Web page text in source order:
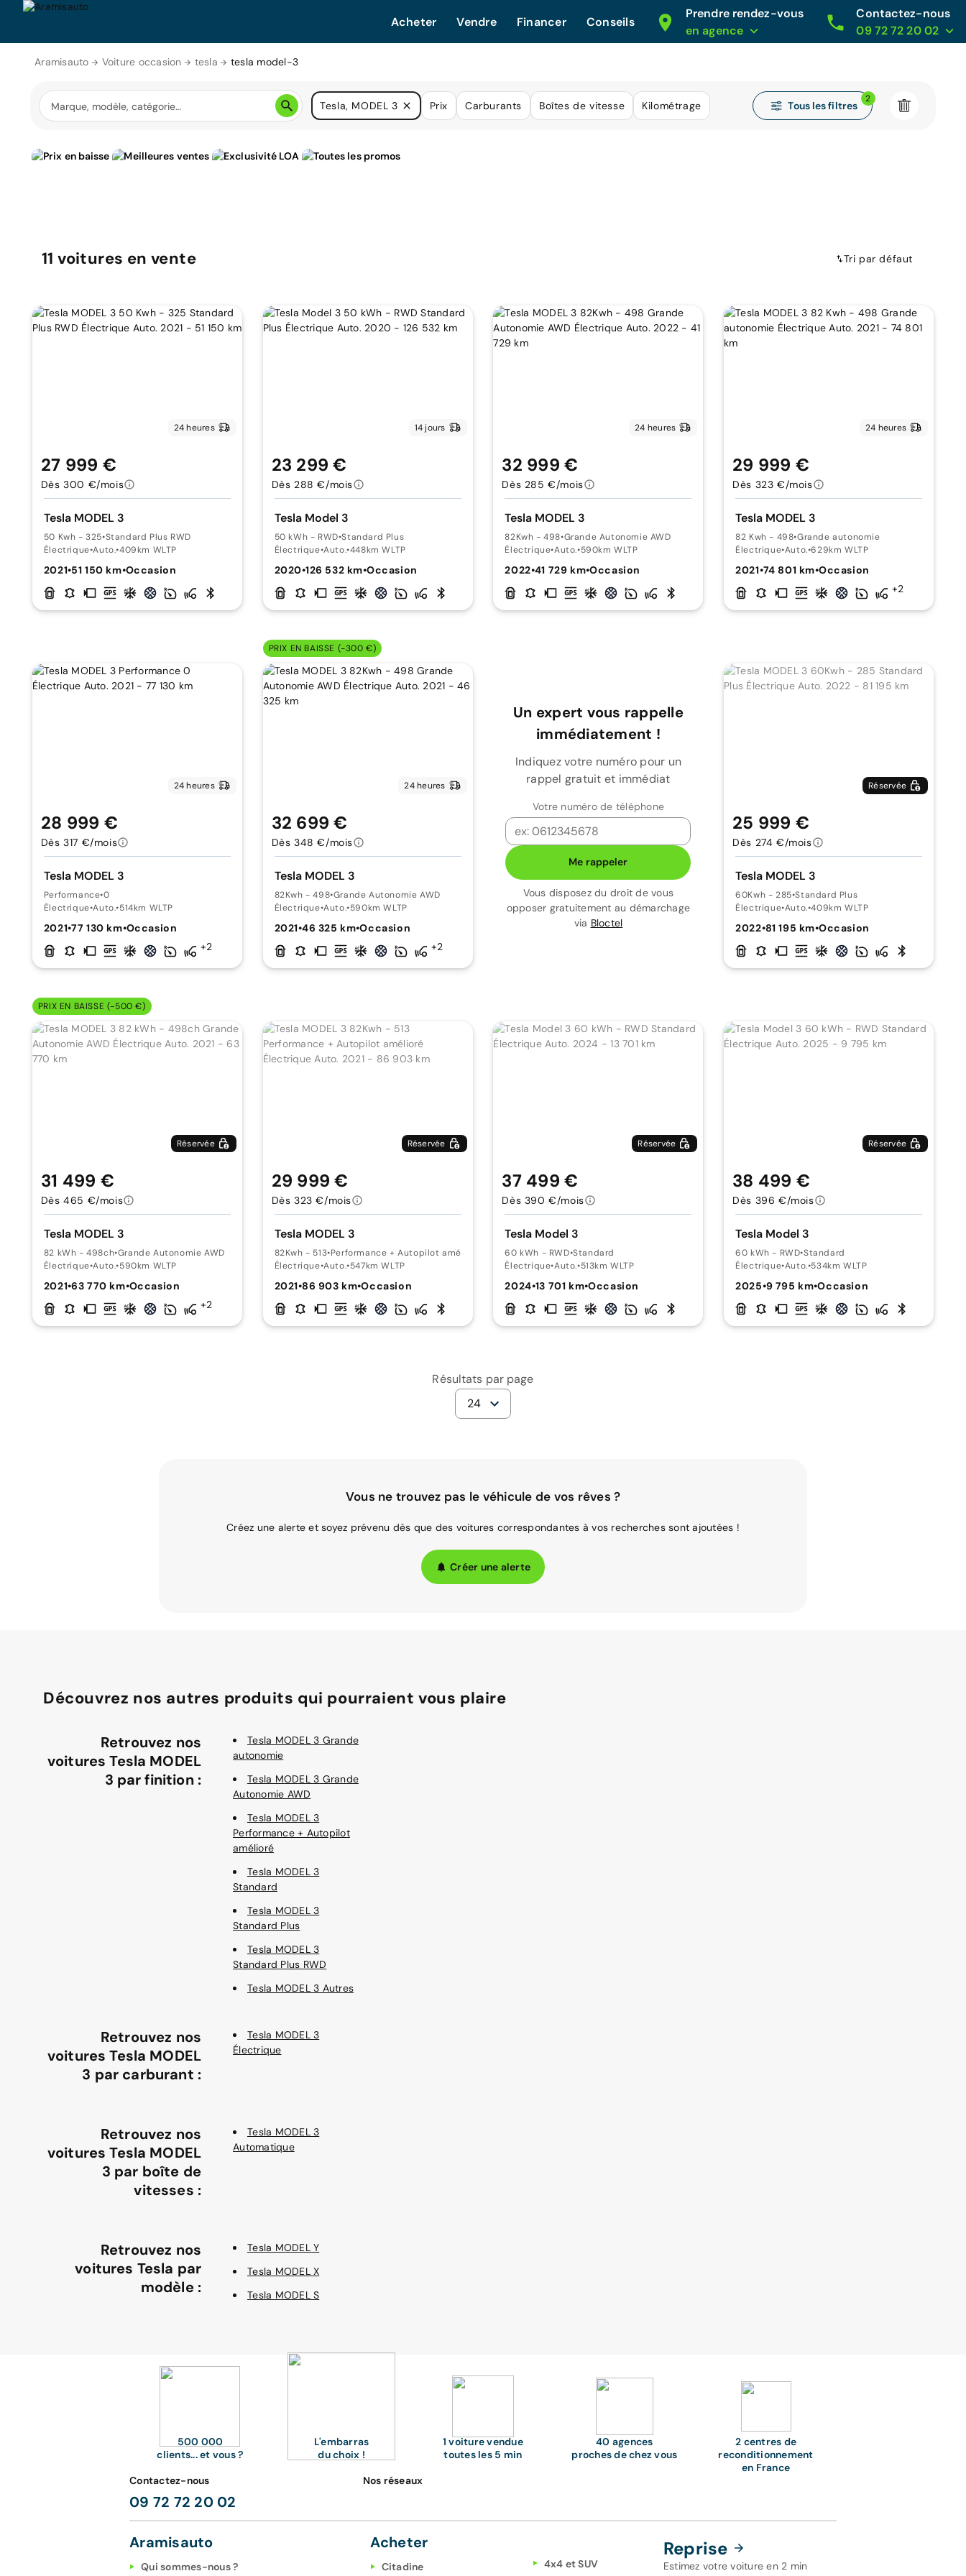
Acheter Vendre Financer Conseils
Prendre rendez-vous
en agence
Contactez-nous
09 72 72 20 02
Aramisauto Voiture occasion tesla tesla model-3
Tesla, MODEL 3 Prix Carburants Boîtes de vitesse Kilométrage Tous les filtres
2
11voitures en vente Tri par défaut
24 heures
Tesla MODEL 3
50 Kwh - 325•Standard Plus RWD
Électrique•Auto.•409km WLTP
2021•51 150 km•Occasion
27 999 €
Dès 300 €/mois
14 jours
Tesla Model 3
50 kWh - RWD•Standard Plus
Électrique•Auto.•448km WLTP
2020•126 532 km•Occasion
23 299 €
Dès 288 €/mois
24 heures
Tesla MODEL 3
82Kwh - 498•Grande Autonomie AWD
Électrique•Auto.•590km WLTP
2022•41 729 km•Occasion
32 999 €
Dès 285 €/mois
24 heures
Tesla MODEL 3
82 Kwh - 498•Grande autonomie
Électrique•Auto.•629km WLTP
2021•74 801 km•Occasion
+2
29 999 €
Dès 323 €/mois
24 heures
Tesla MODEL 3
Performance•0
Électrique•Auto.•514km WLTP
2021•77 130 km•Occasion
+2
28 999 €
Dès 317 €/mois
PRIX EN BAISSE (-300 €)
24 heures
Tesla MODEL 3
82Kwh - 498•Grande Autonomie AWD
Électrique•Auto.•590km WLTP
2021•46 325 km•Occasion
+2
32 699 €
Dès 348 €/mois
Un expert vous rappelle
immédiatement !
Indiquez votre numéro pour un
rappel gratuit et immédiat
Votre numéro de téléphone
Me rappeler
Vous disposez du droit de vous
opposer gratuitement au démarchage
via Bloctel
Réservée
Tesla MODEL 3
60Kwh - 285•Standard Plus
Électrique•Auto.•409km WLTP
2022•81 195 km•Occasion
25 999 €
Dès 274 €/mois
PRIX EN BAISSE (-500 €)
Réservée
Tesla MODEL 3
82 kWh - 498ch•Grande Autonomie AWD
Électrique•Auto.•590km WLTP
2021•63 770 km•Occasion
+2
31 499 €
Dès 465 €/mois
Réservée
Tesla MODEL 3
82Kwh - 513•Performance + Autopilot amélioré
Électrique•Auto.•547km WLTP
2021•86 903 km•Occasion
29 999 €
Dès 323 €/mois
Réservée
Tesla Model 3
60 kWh - RWD•Standard
Électrique•Auto.•513km WLTP
2024•13 701 km•Occasion
37 499 €
Dès 390 €/mois
Réservée
Tesla Model 3
60 kWh - RWD•Standard
Électrique•Auto.•534km WLTP
2025•9 795 km•Occasion
38 499 €
Dès 396 €/mois
Résultats par page
24
Vous ne trouvez pas le véhicule de vos rêves ?
Créez une alerte et soyez prévenu dès que des voitures correspondantes à vos recherches sont ajoutées !
Créer une alerte
Découvrez nos autres produits qui pourraient vous plaire
Retrouvez nos
voitures Tesla MODEL
3 par finition :
Tesla MODEL 3 Grande
autonomie
Tesla MODEL 3 Grande
Autonomie AWD
Tesla MODEL 3
Performance + Autopilot
amélioré
Tesla MODEL 3
Standard
Tesla MODEL 3
Standard Plus
Tesla MODEL 3
Standard Plus RWD
Tesla MODEL 3 Autres
Retrouvez nos
voitures Tesla MODEL
3 par carburant :
Tesla MODEL 3
Électrique
Retrouvez nos
voitures Tesla MODEL
3 par boîte de
vitesses :
Tesla MODEL 3
Automatique
Retrouvez nos
voitures Tesla par
modèle :
Tesla MODEL Y
Tesla MODEL X
Tesla MODEL S
500 000
clients... et vous ?
L'embarras
du choix !
1 voiture vendue
toutes les 5 min
40 agences
proches de chez vous
2 centres de
reconditionnement
en France
Contactez-nous
09 72 72 20 02
Nos réseaux
Aramisauto
Qui sommes-nous ?
Acheter
Citadine 4x4 et SUV
Reprise
Estimez votre voiture en 2 min